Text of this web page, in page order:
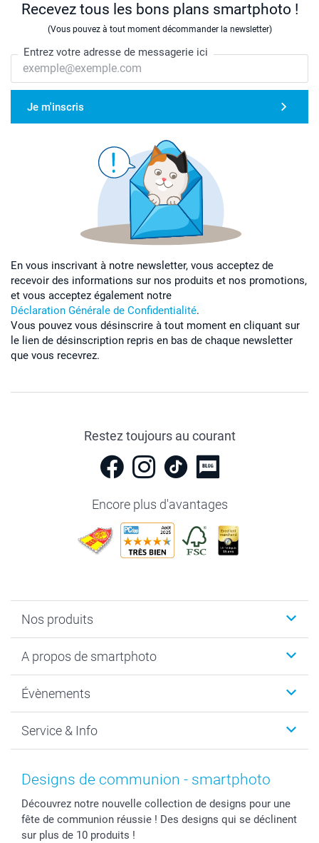
Recevez tous les bons plans smartphoto !
(Vous pouvez à tout moment décommander la newsletter)
Entrez votre adresse de messagerie ici
Je m'inscris
En vous inscrivant à notre newsletter, vous acceptez de
recevoir des informations sur nos produits et nos promotions,
et vous acceptez également notre
Déclaration Générale de Confidentialité.
Vous pouvez vous désinscrire à tout moment en cliquant sur
le lien de désinscription repris en bas de chaque newsletter
que vous recevrez.
Restez toujours au courant
Encore plus d'avantages
Nos produits
Cadeaux photo
MyNameBook
Développement photo & Tirage photo
Cadres photo & accessoires déco
Stickers & Etiquettes
Chèque Cadeau
A propos de smartphoto
Durabilité
Gestion des cookies
Mentions Légales
Affiliation
Investor Relations
Évènements
Nouvel An
Fête des Mères
Confirmation ou communion
Mariage
Service & Info
Tarifs et frais de livraison
Livraison en 48 heures
Modes de Paiement
Designs de communion - smartphoto
Découvrez notre nouvelle collection de designs pour une
fête de communion réussie ! Des designs qui se déclinent
sur plus de 10 produits !